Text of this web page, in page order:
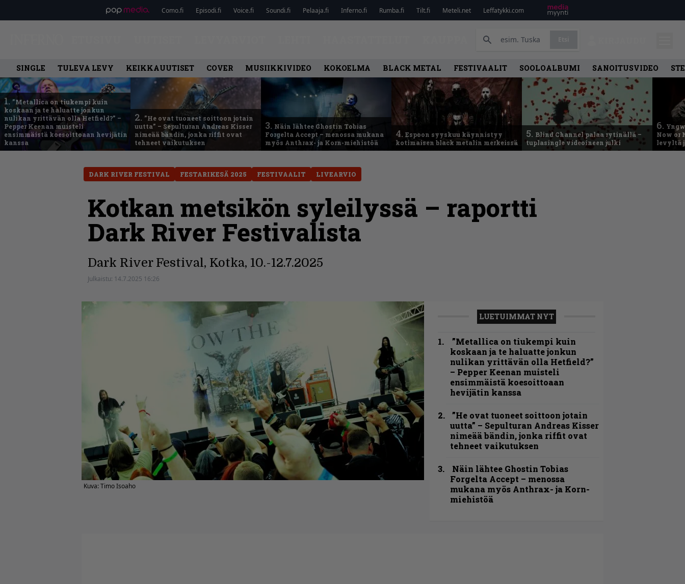
Como.fi Episodi.fi Voice.fi Soundi.fi Pelaaja.fi Inferno.fi Rumba.fi Tilt.fi Meteli.net Leffatykki.com
SINGLE TULEVA LEVY KEIKKAUUTISET COVER MUSIIKKIVIDEO KOKOELMA BLACK METAL FESTIVAALIT SOOLOALBUMI SANOITUSVIDEO
1. ”Metallica on tiukempi kuin
koskaan ja te haluatte jonkun
nulikan yrittävän olla Hetfield?” –
Pepper Keenan muisteli
ensimmäistä koesoittoaan hevijätin
kanssa
2. ”He ovat tuoneet soittoon jotain
uutta” – Sepulturan Andreas Kisser
nimeää bändin, jonka riffit ovat
tehneet vaikutuksen
3. Näin lähtee Ghostin Tobias
Forgelta Accept – menossa mukana
myös Anthrax- ja Korn-miehistöä
4. Espoon syyskuu käynnistyy
kotimaisen black metalin merkeissä
5. Blind Channel palaa rytinällä –
tuplasingle videoineen julki
6.
Now or
levyltä
DARK RIVER FESTIVAL FESTARIKESÄ 2025 FESTIVAALIT LIVEARVIO
Kotkan metsikön syleilyssä – raportti
Dark River Festivalista
Dark River Festival, Kotka, 10.-12.7.2025
Julkaistu: 14.7.2025 16:26
Kuva: Timo Isoaho
LUETUIMMAT NYT
”Metallica on tiukempi kuin
koskaan ja te haluatte jonkun
nulikan yrittävän olla Hetfield?”
– Pepper Keenan muisteli
ensimmäistä koesoittoaan
hevijätin kanssa
”He ovat tuoneet soittoon jotain
uutta” – Sepulturan Andreas Kisser
nimeää bändin, jonka riffit ovat
tehneet vaikutuksen
Näin lähtee Ghostin Tobias
Forgelta Accept – menossa
mukana myös Anthrax- ja Korn-
miehistöä